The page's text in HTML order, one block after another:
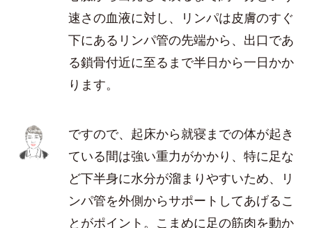
速さの血液に対し、リンパは皮膚のすぐ
下にあるリンパ管の先端から、出口であ
る鎖骨付近に至るまで半日から一日かか
ります。
ですので、起床から就寝までの体が起き
ている間は強い重力がかかり、特に足な
ど下半身に水分が溜まりやすいため、リ
ンパ管を外側からサポートしてあげるこ
とがポイント。こまめに足の筋肉を動か